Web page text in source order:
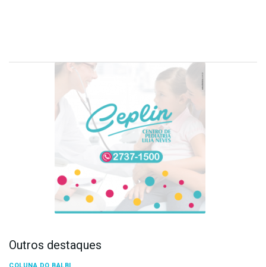
Outros destaques
COLUNA DO BALBI